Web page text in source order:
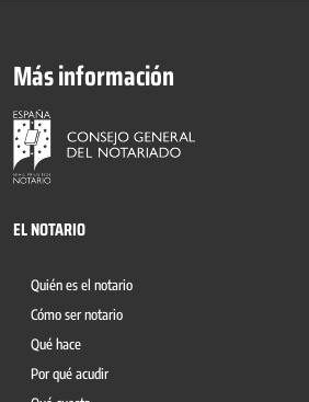
Más información
EL NOTARIO
Quién es el notario
Cómo ser notario
Qué hace
Por qué acudir